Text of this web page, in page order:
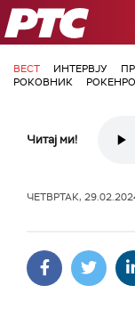
РТС
ВЕСТ ИНТЕРВЈУ
РОКОВНИК
Читај ми!
ЧЕТВРТАК,